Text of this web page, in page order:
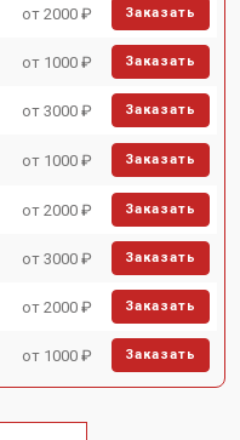
от 2000 ₽ Заказать
от 1000 ₽ Заказать
от 3000 ₽ Заказать
от 1000 ₽ Заказать
от 2000 ₽ Заказать
от 3000 ₽ Заказать
от 2000 ₽ Заказать
от 1000 ₽ Заказать